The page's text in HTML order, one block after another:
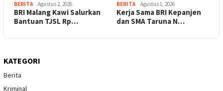
BERITA Agustus 2, 2026
BRI Malang Kawi Salurkan
Bantuan TJSL Rp…
BERITA Agustus 1, 2026
Kerja Sama BRI Kepanjen
dan SMA Taruna N…
KATEGORI
Berita
Kriminal